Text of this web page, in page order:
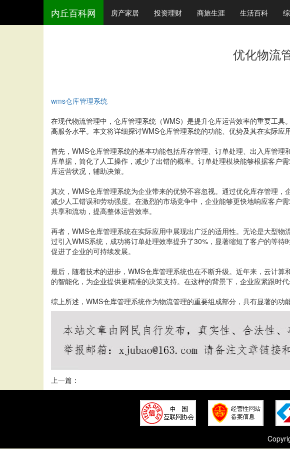
内丘百科网 房产家居 投资理财 商旅生涯 生活百科
优化物流
wms仓库管理系统
在现代物流管理中，仓库管理系统（WMS）是提升仓库运营效率的重要工
高服务水平。本文将详细探讨WMS仓库管理系统的功能、优势及其在实际应
首先，WMS仓库管理系统的基本功能包括库存管理、订单处理、出入库管
库单据，简化了人工操作，减少了出错的概率。订单处理模块能够根据客户
库运营状况，辅助决策。
其次，WMS仓库管理系统为企业带来的优势不容忽视。通过优化库存管理
减少人工错误和劳动强度。在激烈的市场竞争中，企业能够更快地响应客户
共享和流动，提高整体运营效率。
再者，WMS仓库管理系统在实际应用中展现出广泛的适用性。无论是大型
过引入WMS系统，成功将订单处理效率提升了30%，显著缩短了客户的等
促进了企业的可持续发展。
最后，随着技术的进步，WMS仓库管理系统也在不断升级。近年来，云计
的智能化，为企业提供更精准的决策支持。在这样的背景下，企业应紧跟时
综上所述，WMS仓库管理系统作为物流管理的重要组成部分，具有显著的
上一篇：